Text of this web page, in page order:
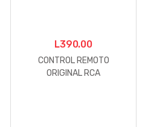
L390.00
CONTROL REMOTO
ORIGINAL RCA